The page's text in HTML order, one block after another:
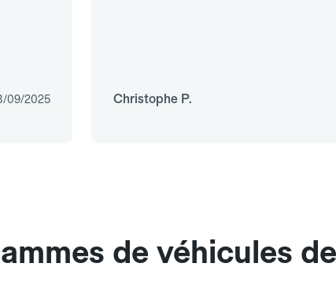
09/2025 Christophe P.
de véhicules